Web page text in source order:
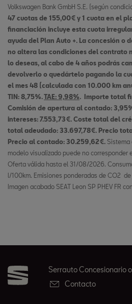
Volkswagen Bank GmbH S.E. (según
47 cuotas de 155,00€ y 1 cuota en el
financiación incluye esta cuota
ayuda del Plan Auto +. La concesión o
no altera las condiciones del contrato
lo deseas, al cabo de 4 años podrás
devolverlo o quedártelo pagando la
el mes 48 (calculada con 10.000 km
TIN: 8,75%.TAE: 9,98%. Importe total
Comisión de apertura al contado:
intereses: 7.553,73€. Coste total del
total adeudado: 33.697,78€. Precio
Precio al contado: 30.259,62€. Sistema
modelo visualizado puede no corresponder
Oferta válida hasta el 31/08/2026.
l/100km. Emisiones ponderadas de CO2
Imagen acabado SEAT Leon SP PHEV FR
Serrauto Concesionario
Contacto